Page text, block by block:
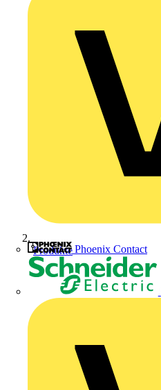
Phoenix Contact
Produkte